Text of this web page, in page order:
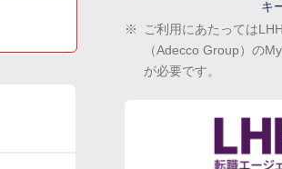
キ
※
ご利用にあたっては
（Adecco Group）の
が必要です。